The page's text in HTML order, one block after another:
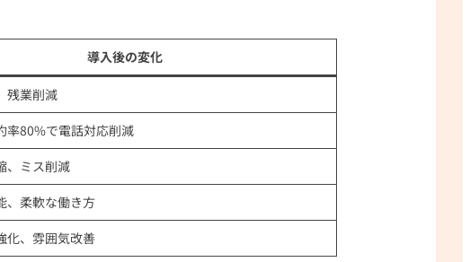
導入後の変化
残業削減
率80%で電話対応削減
、ミス削減
、柔軟な働き方
化、雰囲気改善